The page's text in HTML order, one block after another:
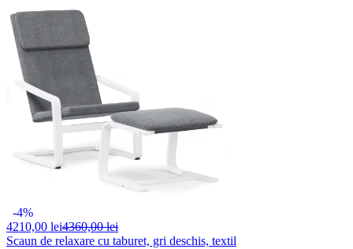
-4%
4210,00 lei4360,00 lei
Scaun de relaxare cu taburet, gri deschis, textil